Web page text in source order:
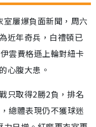
屢爆負面新聞，周六
近年奇兵，白禮頓已
雲費格遜上輪對紐卡
心腹大患。
只取得2勝2負，排名
總體表現仍不獲球迷